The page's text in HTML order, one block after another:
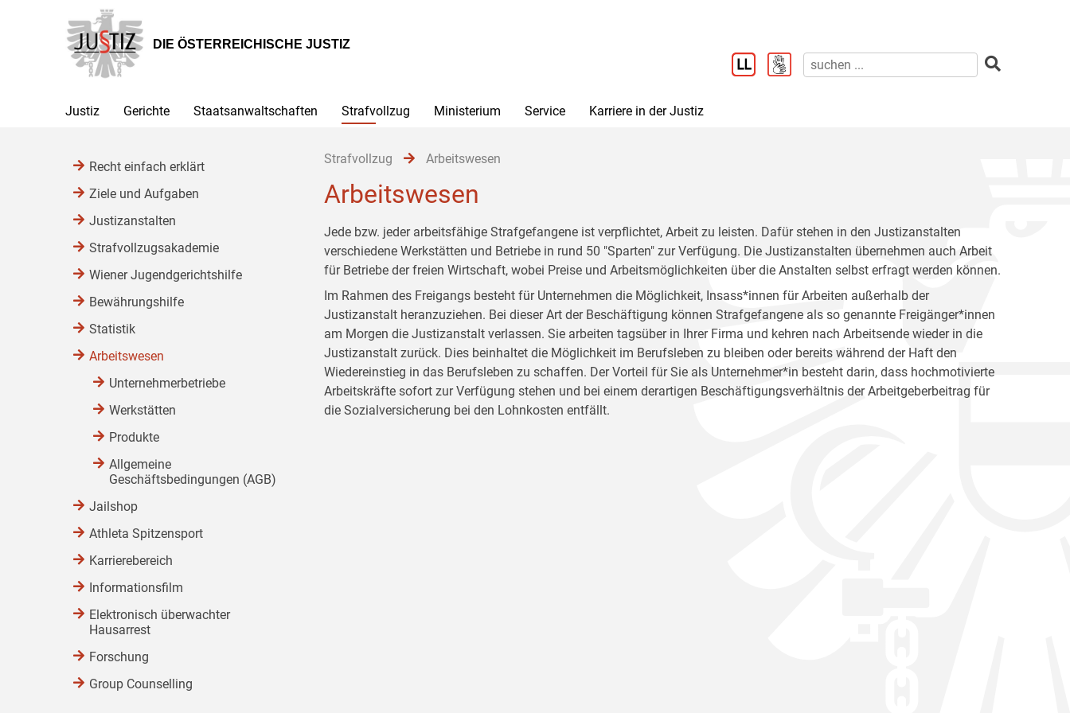
Hauptnavigation
[1]
Inhalt
[2]
Untermenü
[3]
DIE ÖSTERREICHISCHE JUSTIZ
Justiz Gerichte Staatsanwaltschaften Strafvollzug Ministerium Service Karriere in der Justiz
Strafvollzug Arbeitswesen
Arbeitswesen
Jede bzw. jeder arbeitsfähige Strafgefangene ist verpflichtet, Arbeit zu leisten. Dafür stehen in den Justizanstalten
verschiedene Werkstätten und Betriebe in rund 50 "Sparten" zur Verfügung. Die Justizanstalten übernehmen auch Arbeit
für Betriebe der freien Wirtschaft, wobei Preise und Arbeitsmöglichkeiten über die Anstalten selbst erfragt werden können.
Im Rahmen des Freigangs besteht für Unternehmen die Möglichkeit, Insass*innen für Arbeiten außerhalb der
Justizanstalt heranzuziehen. Bei dieser Art der Beschäftigung können Strafgefangene als so genannte Freigänger*innen
am Morgen die Justizanstalt verlassen. Sie arbeiten tagsüber in Ihrer Firma und kehren nach Arbeitsende wieder in die
Justizanstalt zurück. Dies beinhaltet die Möglichkeit im Berufsleben zu bleiben oder bereits während der Haft den
Wiedereinstieg in das Berufsleben zu schaffen. Der Vorteil für Sie als Unternehmer*in besteht darin, dass hochmotivierte
Arbeitskräfte sofort zur Verfügung stehen und bei einem derartigen Beschäftigungsverhältnis der Arbeitgeberbeitrag für
die Sozialversicherung bei den Lohnkosten entfällt.
Recht einfach erklärt
Ziele und Aufgaben
Justizanstalten
Strafvollzugsakademie
Wiener Jugendgerichtshilfe
Bewährungshilfe
Statistik
Arbeitswesen
Unternehmerbetriebe
Werkstätten
Produkte
Allgemeine
Geschäftsbedingungen (AGB)
Jailshop
Athleta Spitzensport
Karrierebereich
Informationsfilm
Elektronisch überwachter
Hausarrest
Forschung
Group Counselling